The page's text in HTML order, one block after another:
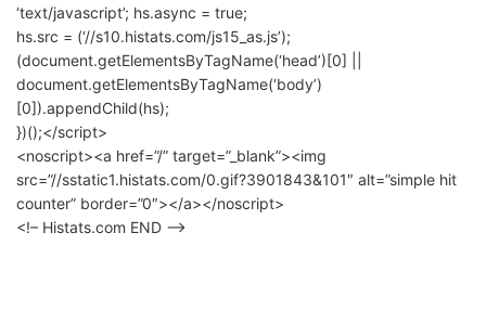
‘text/javascript’; hs.async = true;
hs.src = (‘//s10.histats.com/js15_as.js’);
(document.getElementsByTagName(‘head’)[0] ||
document.getElementsByTagName(‘body’)
[0]).appendChild(hs);
})();</script>
<noscript><a href=”/” target=”_blank”><img
src=”//sstatic1.histats.com/0.gif?3901843&101″ alt=”simple hit
counter” border=”0″></a></noscript>
<!– Histats.com END –>